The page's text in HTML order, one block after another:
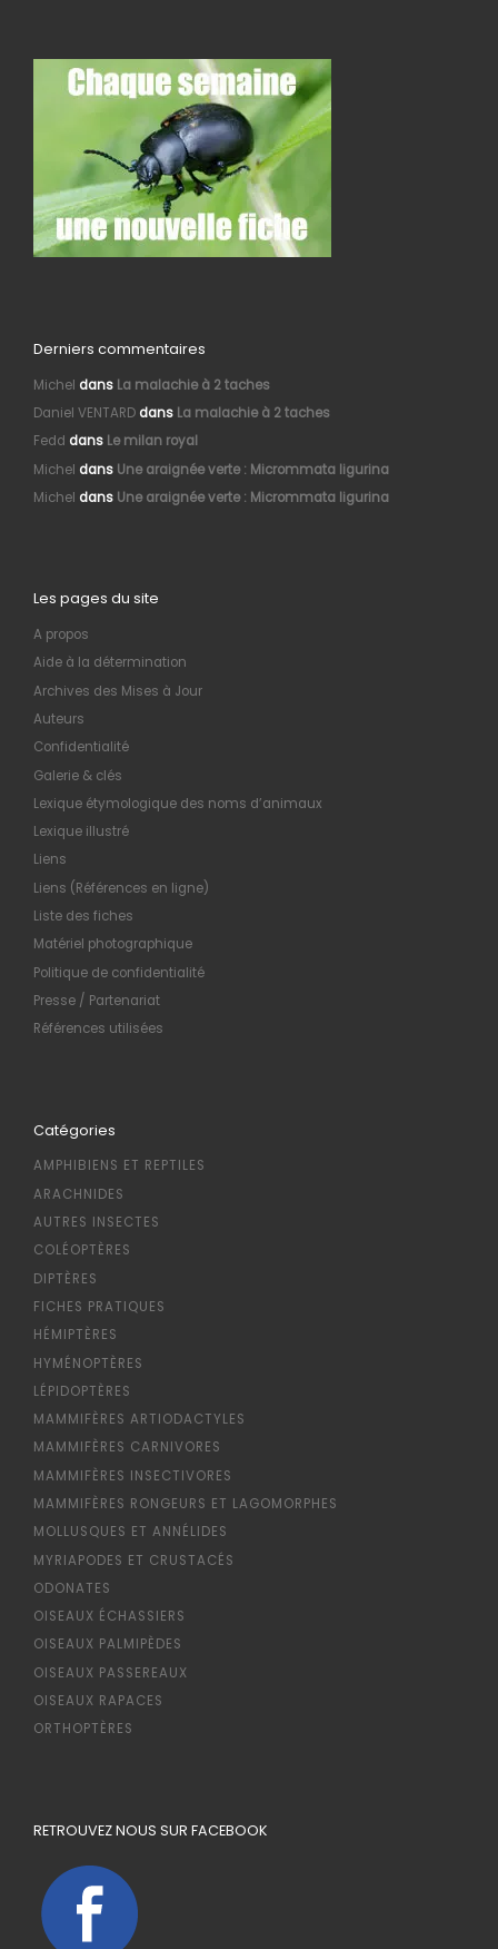
Derniers commentaires
Michel dans La malachie à 2 taches
Daniel VENTARDdans La malachie à 2 taches
Fedd dans Le milan royal
Michel dans Une araignée verte : Micrommata ligurina
Michel dans Une araignée verte : Micrommata ligurina
Les pages du site
A propos
Aide à la détermination
Archives des Mises à Jour
Auteurs
Confidentialité
Galerie & clés
Lexique étymologique des noms d’animaux
Lexique illustré
Liens
Liens (Références en ligne)
Liste des fiches
Matériel photographique
Politique de confidentialité
Presse / Partenariat
Références utilisées
Catégories
AMPHIBIENS ET REPTILES
ARACHNIDES
AUTRES INSECTES
COLÉOPTÈRES
DIPTÈRES
FICHES PRATIQUES
HÉMIPTÈRES
HYMÉNOPTÈRES
LÉPIDOPTÈRES
MAMMIFÈRES ARTIODACTYLES
MAMMIFÈRES CARNIVORES
MAMMIFÈRES INSECTIVORES
MAMMIFÈRES RONGEURS ET LAGOMORPHES
MOLLUSQUES ET ANNÉLIDES
MYRIAPODES ET CRUSTACÉS
ODONATES
OISEAUX ÉCHASSIERS
OISEAUX PALMIPÈDES
OISEAUX PASSEREAUX
OISEAUX RAPACES
ORTHOPTÈRES
RETROUVEZ NOUS SUR FACEBOOK